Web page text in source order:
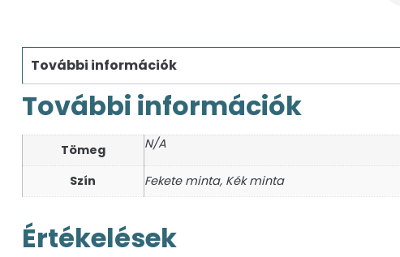
További információk
További információk
Tömeg N/A
Szín Fekete minta, Kék minta
Értékelések